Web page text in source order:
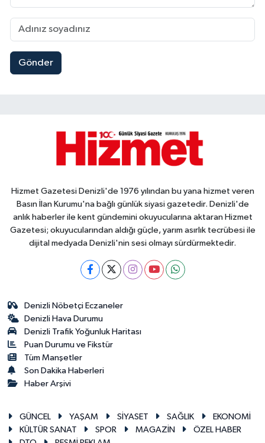
Gönder
Hizmet Gazetesi Denizli'de 1976 yılından bu yana hizmet veren
Basın İlan Kurumu'na bağlı günlük siyasi gazetedir. Denizli'de
anlık haberler ile kent gündemini okuyucularına aktaran Hizmet
Gazetesi; okuyucularından aldığı güçle, yarım asırlık tecrübesi ile
dijital medyada Denizli'nin sesi olmayı sürdürmektedir.
Denizli Nöbetçi Eczaneler
Denizli Hava Durumu
Denizli Trafik Yoğunluk Haritası
Puan Durumu ve Fikstür
Tüm Manşetler
Son Dakika Haberleri
Haber Arşivi
GÜNCEL YAŞAM SİYASET SAĞLIK
EKONOMİ
KÜLTÜR SANAT
SPOR MAGAZİN
ÖZEL HABER